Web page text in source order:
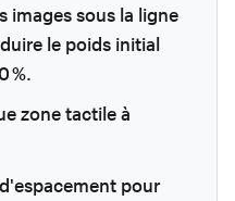
images sous la ligne
le poids initial
%.
zone tactile à
pour